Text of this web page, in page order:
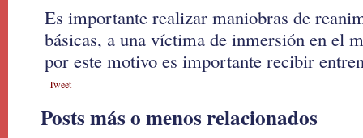
Es importante realizar maniobras de
básicas, a una víctima de inmersión en el
por este motivo es importante recibir
Tweet
Posts más o menos relacionados